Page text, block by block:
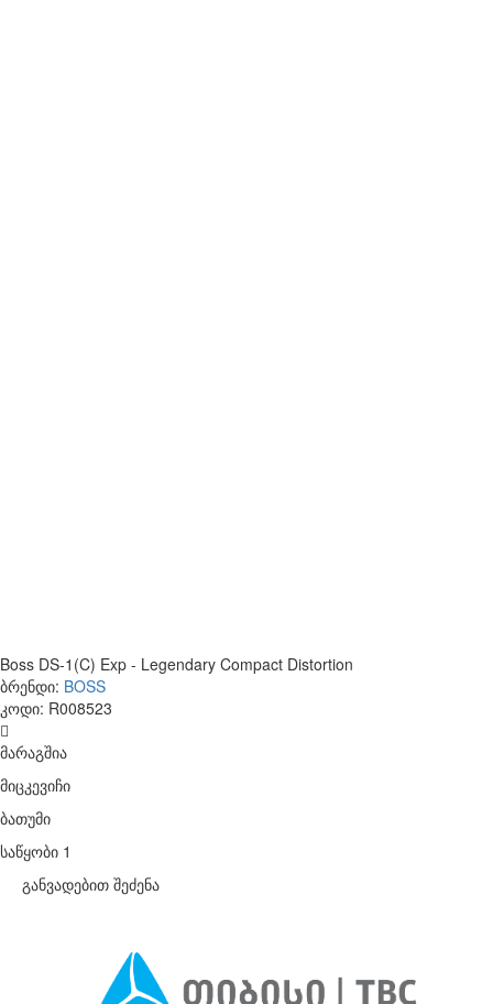
Boss DS-1(C) Exp - Legendary Compact Distortion
ბრენდი: BOSS
კოდი: R008523
მარაგშია
მიცკევიჩი
ბათუმი
საწყობი 1
განვადებით შეძენა